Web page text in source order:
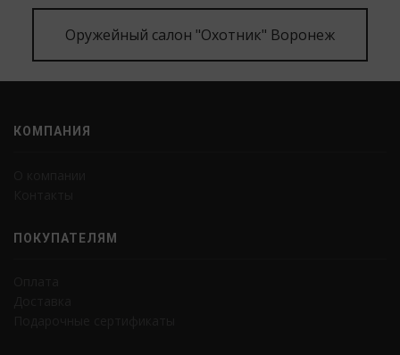
Оружейный салон "Охотник" Воронеж
КОМПАНИЯ
ПОКУПАТЕЛЯМ